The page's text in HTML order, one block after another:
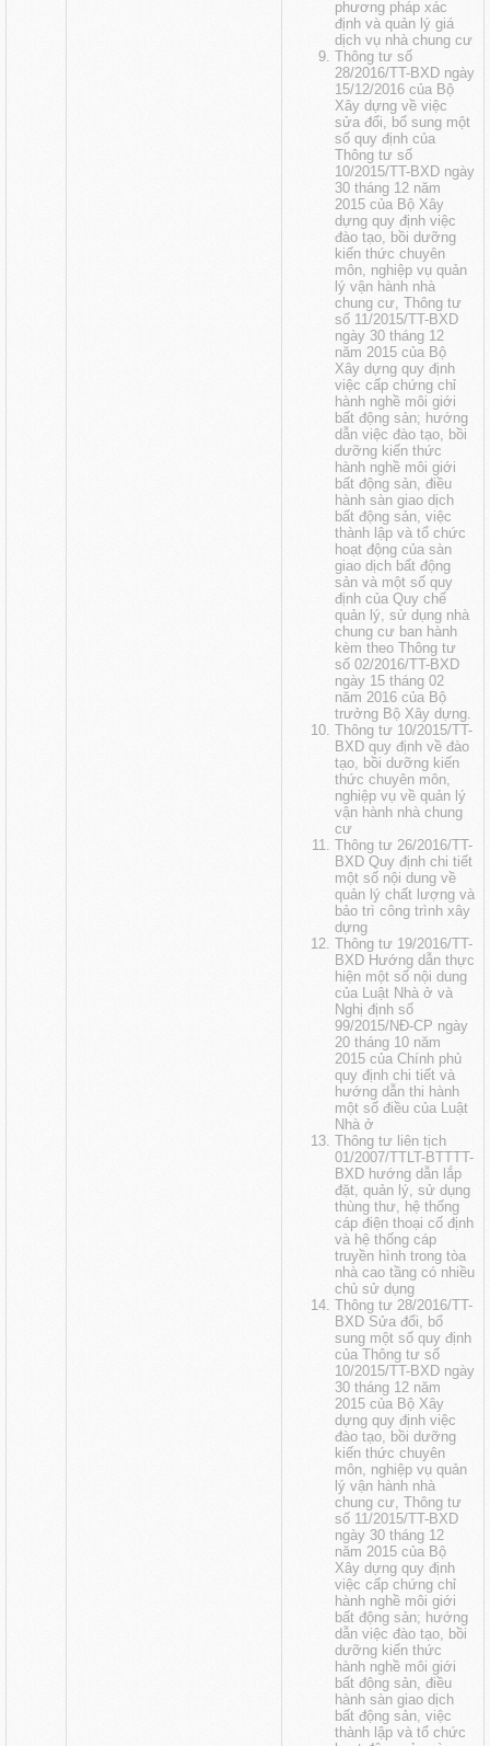
phương pháp xác
định và quản lý giá
dịch vụ nhà chung cư
Thông tư số
28/2016/TT-BXD ngày
15/12/2016 của Bộ
Xây dựng về việc
sửa đổi, bổ sung một
số quy định của
Thông tư số
10/2015/TT-BXD ngày
30 tháng 12 năm
2015 của Bộ Xây
dựng quy định việc
đào tạo, bồi dưỡng
kiến thức chuyên
môn, nghiệp vụ quản
lý vận hành nhà
chung cư, Thông tư
số 11/2015/TT-BXD
ngày 30 tháng 12
năm 2015 của Bộ
Xây dựng quy định
việc cấp chứng chỉ
hành nghề môi giới
bất động sản; hướng
dẫn việc đào tạo, bồi
dưỡng kiến thức
hành nghề môi giới
bất động sản, điều
hành sàn giao dịch
bất động sản, việc
thành lập và tổ chức
hoạt động của sàn
giao dịch bất động
sản và một số quy
định của Quy chế
quản lý, sử dụng nhà
chung cư ban hành
kèm theo Thông tư
số 02/2016/TT-BXD
ngày 15 tháng 02
năm 2016 của Bộ
trưởng Bộ Xây dựng.
Thông tư 10/2015/TT-
BXD quy định về đào
tạo, bồi dưỡng kiến
thức chuyên môn,
nghiệp vụ về quản lý
vận hành nhà chung
cư
Thông tư 26/2016/TT-
BXD Quy định chi tiết
một số nội dung về
quản lý chất lượng và
bảo trì công trình xây
dựng
Thông tư 19/2016/TT-
BXD Hướng dẫn thực
hiện một số nội dung
của Luật Nhà ở và
Nghị định số
99/2015/NĐ-CP ngày
20 tháng 10 năm
2015 của Chính phủ
quy định chi tiết và
hướng dẫn thi hành
một số điều của Luật
Nhà ở
Thông tư liên tịch
01/2007/TTLT-BTTTT-
BXD hướng dẫn lắp
đặt, quản lý, sử dụng
thùng thư, hệ thống
cáp điện thoại cố định
và hệ thống cáp
truyền hình trong tòa
nhà cao tầng có nhiều
chủ sử dụng
Thông tư 28/2016/TT-
BXD Sửa đổi, bổ
sung một số quy định
của Thông tư số
10/2015/TT-BXD ngày
30 tháng 12 năm
2015 của Bộ Xây
dựng quy định việc
đào tạo, bồi dưỡng
kiến thức chuyên
môn, nghiệp vụ quản
lý vận hành nhà
chung cư, Thông tư
số 11/2015/TT-BXD
ngày 30 tháng 12
năm 2015 của Bộ
Xây dựng quy định
việc cấp chứng chỉ
hành nghề môi giới
bất động sản; hướng
dẫn việc đào tạo, bồi
dưỡng kiến thức
hành nghề môi giới
bất động sản, điều
hành sàn giao dịch
bất động sản, việc
thành lập và tổ chức